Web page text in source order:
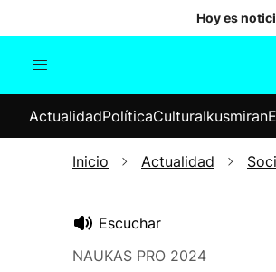
Hoy es
Internacional
Elecciones
ActualidadPolíticaCulturaIkusmiran
Inicio Actualidad
Escuchar
NAUKAS PRO 2024